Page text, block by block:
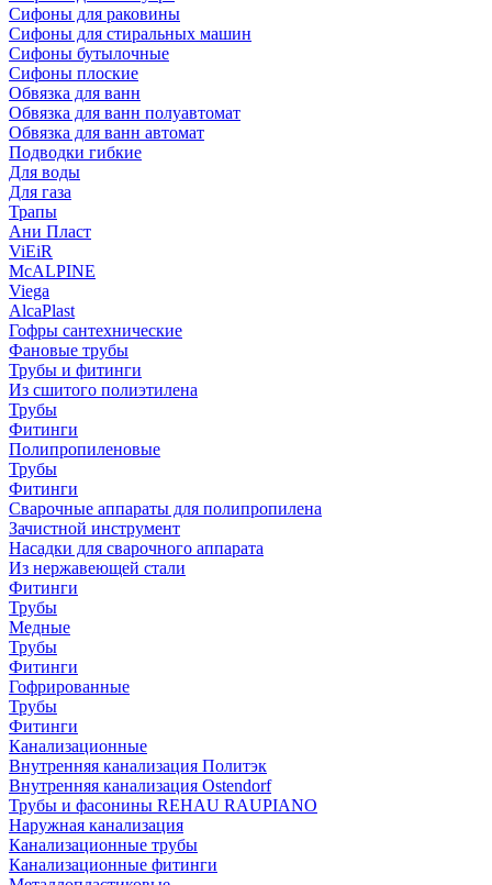
Сифоны для раковины
Сифоны для стиральных машин
Сифоны бутылочные
Сифоны плоские
Обвязка для ванн
Обвязка для ванн полуавтомат
Обвязка для ванн автомат
Подводки гибкие
Для воды
Для газа
Трапы
Ани Пласт
ViEiR
McALPINE
Viega
AlcaPlast
Гофры сантехнические
Фановые трубы
Трубы и фитинги
Из сшитого полиэтилена
Трубы
Фитинги
Полипропиленовые
Трубы
Фитинги
Сварочные аппараты для полипропилена
Зачистной инструмент
Насадки для сварочного аппарата
Из нержавеющей стали
Фитинги
Трубы
Медные
Трубы
Фитинги
Гофрированные
Трубы
Фитинги
Канализационные
Внутренняя канализация Политэк
Внутренняя канализация Ostendorf
Трубы и фасонины REHAU RAUPIANO
Наружная канализация
Канализационные трубы
Канализационные фитинги